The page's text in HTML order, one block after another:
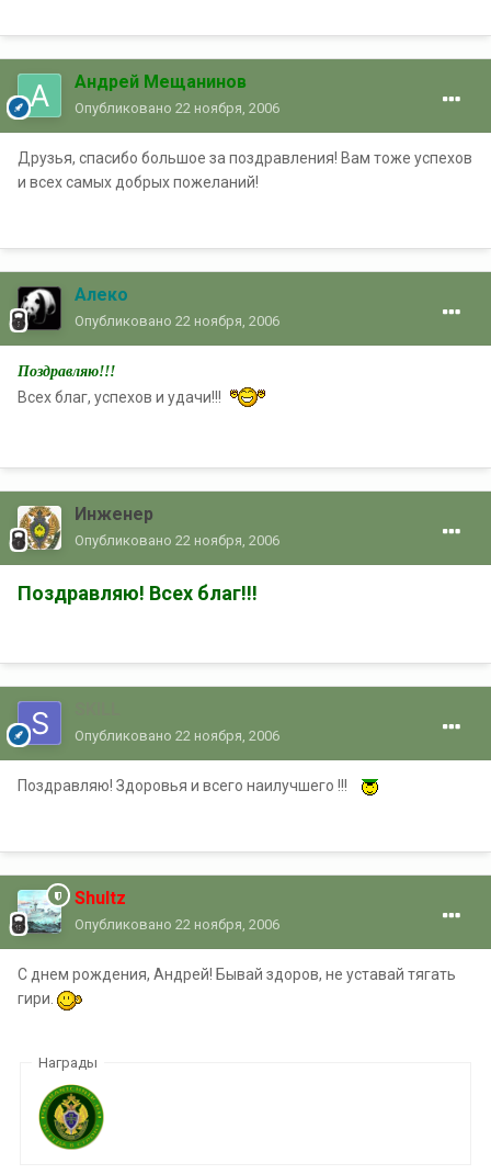
Андрей Мещанинов
Опубликовано 22 ноября, 2006
Друзья, спасибо большое за поздравления! Вам тоже успехов
и всех самых добрых пожеланий!
Алеко
Опубликовано 22 ноября, 2006
Поздравляю!!!
Всех благ, успехов и удачи!!!
Инженер
Опубликовано 22 ноября, 2006
Поздравляю! Всех благ!!!
Опубликовано 22 ноября, 2006
Поздравляю! Здоровья и всего наилучшего !!!
Shultz
Опубликовано 22 ноября, 2006
С днем рождения, Андрей! Бывай здоров, не уставай тягать
гири.
Награды